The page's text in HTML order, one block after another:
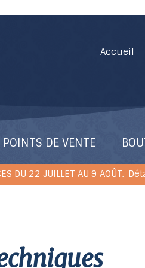
Accueil
POINTS DE VENTE
DU 22 JUILLET AU 9 AOÛT.